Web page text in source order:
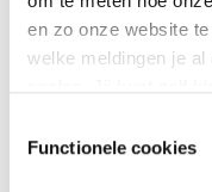
en zo onze website
welke meldingen je al
Functionele cookies